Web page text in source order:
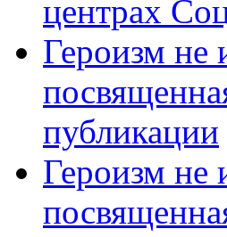
центрах
Героизм не
публикации
Героизм не